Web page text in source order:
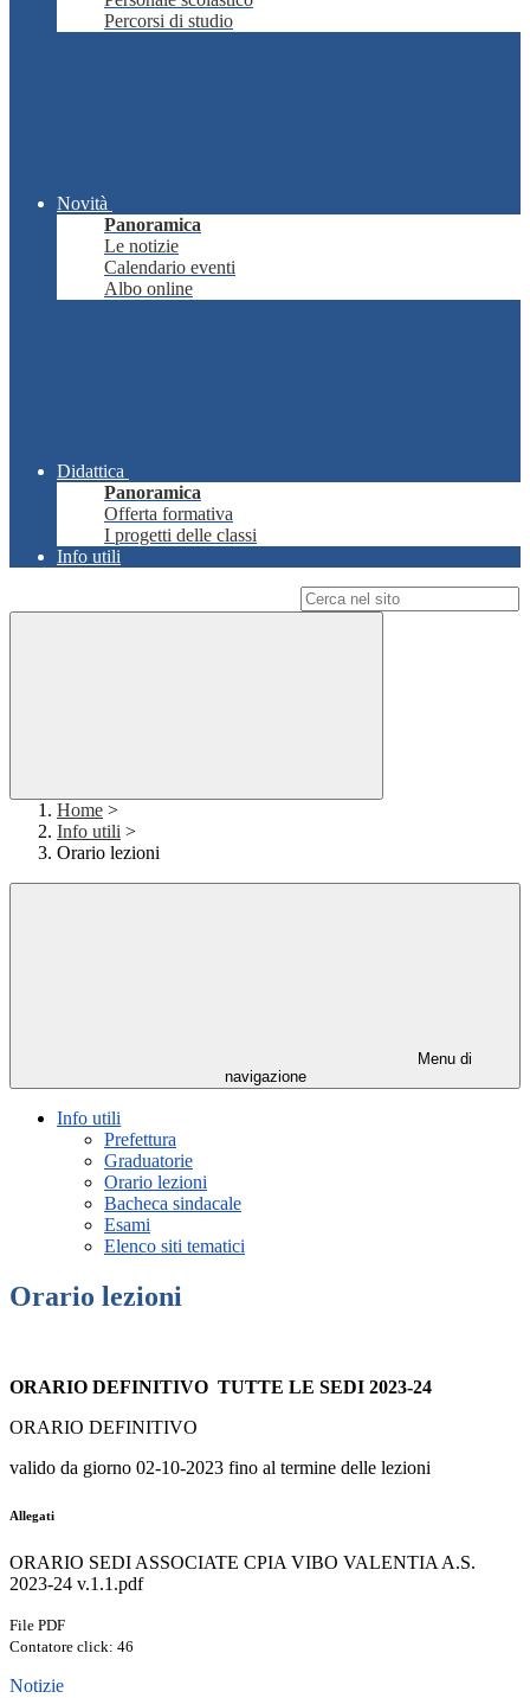
Percorsi di studio
Novità
Panoramica
Le notizie
Calendario eventi
Albo online
Didattica
Panoramica
Offerta formativa
I progetti delle classi
Info utili
Home >
Info utili >
Orario lezioni
Menu di
navigazione
Info utili
Prefettura
Graduatorie
Orario lezioni
Bacheca sindacale
Esami
Elenco siti tematici
Orario lezioni
ORARIO DEFINITIVO TUTTE LE SEDI 2023-24
ORARIO DEFINITIVO
valido da giorno 02-10-2023 fino al termine delle lezioni
Allegati
ORARIO SEDI ASSOCIATE CPIA VIBO VALENTIA A.S.
2023-24 v.1.1.pdf
File PDF
Contatore click: 46
Notizie